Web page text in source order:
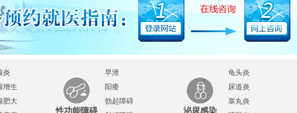
炎
增生
肥大
性功能障碍
早泄
阳痿
勃起障碍
泌尿感染
龟头炎
尿道炎
睾丸炎